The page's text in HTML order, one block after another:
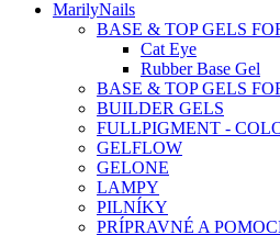
MarilyNails
BASE & TOP GELS
Cat Eye
Rubber Base Gel
BASE & TOP GELS
BUILDER GELS
FULLPIGMENT -
GELFLOW
GELONE
LAMPY
PILNÍKY
PRÍPRAVNÉ A